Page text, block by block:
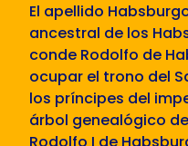
El apellido
ancestral de los
conde Rodolfo de
ocupar el trono del
los príncipes del
árbol genealógico